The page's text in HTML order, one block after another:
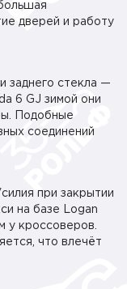
дверей и работу
заднего стекла —
6 GJ зимой они
Подобные
соединений
при закрытии
на базе Logan
у кроссоверов.
что влечёт